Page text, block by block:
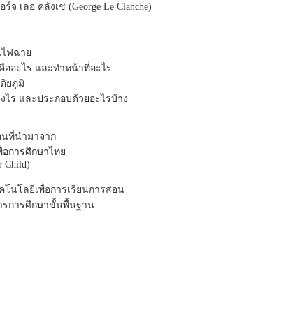
เลอ คลังเช (George Le Clanche)
ฟฉาย
ออะไร และทำหน้าที่อะไร
ยภูมิ
ไร และประกอบด้วยอะไรบ้าง
นที่นำมาจาก
การศึกษาไทย
Child)
โนโลยีเพื่อการเรียนการสอน
การศึกษาขั้นพื้นฐาน